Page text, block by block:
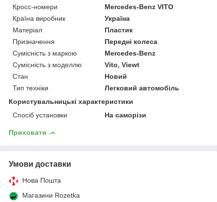
Кросс-номери
Mercedes-Benz VITO
Країна виробник
Україна
Матеріал
Пластик
Призначення
Передні колеса
Сумісність з маркою
Mercedes-Benz
Сумісність з моделлю
Vito, Viewt
Стан
Новий
Тип техніки
Легковий автомобіль
Користувальницькі характеристики
Спосіб установки
На саморізи
Приховати
Умови доставки
Нова Пошта
Магазини Rozetka